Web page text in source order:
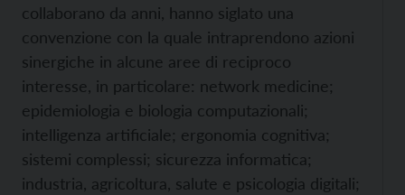
collaborano da anni, hanno siglato una
convenzione con la quale intraprendono azioni
sinergiche in alcune aree di reciproco
interesse, in particolare: network medicine;
epidemiologia e biologia computazionali;
intelligenza artificiale; ergonomia cognitiva;
sistemi complessi; sicurezza informatica;
industria, agricoltura, salute e psicologia digitali;